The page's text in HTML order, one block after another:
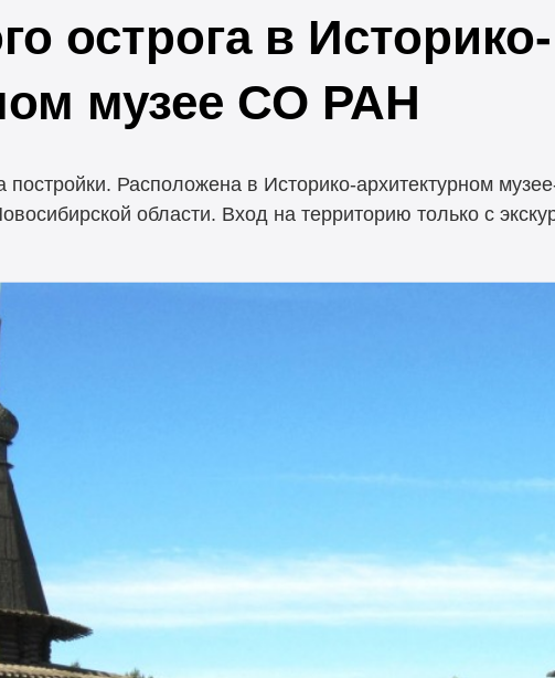
острога в Историко-
музее СО РАН
постройки. Расположена в Историко-архитектурном
области. Вход на территорию только с